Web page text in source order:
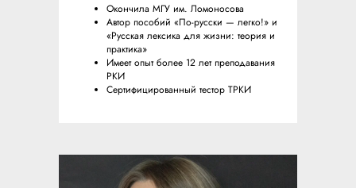
Окончила МГУ им. Ломоносова
Автор пособий «По-русски — легко!» и
«Русская лексика для жизни: теория и
практика»
Имеет опыт более 12 лет преподавания
РКИ
Сертифицированный тестор ТРКИ